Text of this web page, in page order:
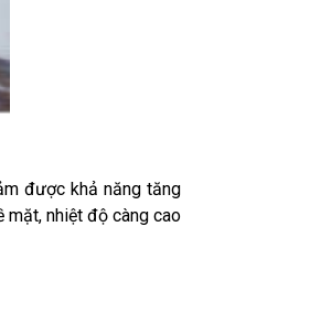
được khả năng tăng
nhiệt độ càng cao